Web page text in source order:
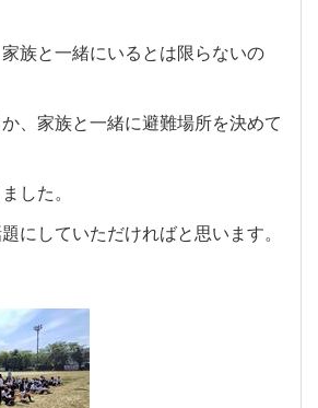
族と一緒にいるとは限らないの
か、家族と一緒に避難場所を決めて
した。
にしていただければと思います。